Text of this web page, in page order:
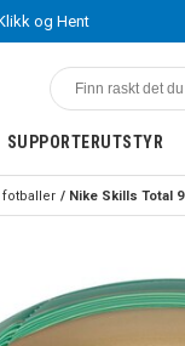
og Hent
SUPPORTERUTSTYR
fotballer